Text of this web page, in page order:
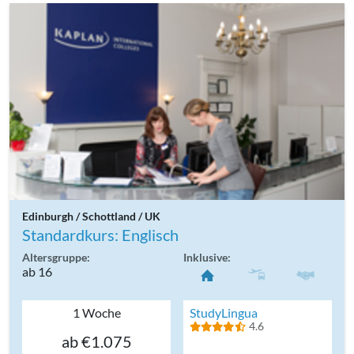
Edinburgh / Schottland / UK
Standardkurs: Englisch
Altersgruppe:
ab 16
Inklusive:
1 Woche
ab €1.075
StudyLingua
4.6